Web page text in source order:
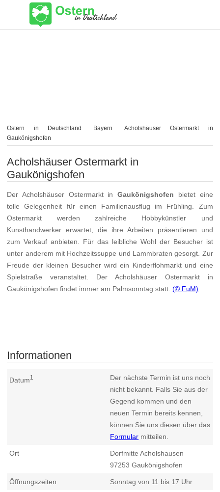
Ostern in Deutschland Bayern
Acholshäuser Ostermarkt in
Gaukönigshofen
Acholshäuser Ostermarkt in
Gaukönigshofen
Der Acholshäuser Ostermarkt inGaukönigshofen bietet eine
tolle Gelegenheit für einen Familienausflug im Frühling. Zum
Ostermarkt werden zahlreiche Hobbykünstler und
Kunsthandwerker erwartet, die ihre Arbeiten präsentieren und
zum Verkauf anbieten. Für das leibliche Wohl der Besucher ist
unter anderem mit Hochzeitssuppe und Lammbraten gesorgt. Zur
Freude der kleinen Besucher wird ein Kinderflohmarkt und eine
Spielstraße veranstaltet. Der Acholshäuser Ostermarkt in
Gaukönigshofen findet immer am Palmsonntag statt.(© FuM)
Informationen
Datum1
Der nächste Termin ist uns noch
nicht bekannt. Falls Sie aus der
Gegend kommen und den
neuen Termin bereits kennen,
können Sie uns diesen über das
Formular mitteilen.
Ort
Dorfmitte Acholshausen
97253 Gaukönigshofen
Öffnungszeiten Sonntag von 11 bis 17 Uhr